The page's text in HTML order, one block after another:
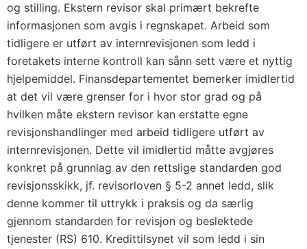
og stilling. Ekstern revisor skal primært bekrefte
informasjonen som avgis i regnskapet. Arbeid som
tidligere er utført av internrevisjonen som ledd i
foretakets interne kontroll kan sånn sett være et nyttig
hjelpemiddel. Finansdepartementet bemerker imidlertid
at det vil være grenser for i hvor stor grad og på
hvilken måte ekstern revisor kan erstatte egne
revisjonshandlinger med arbeid tidligere utført av
internrevisjonen. Dette vil imidlertid måtte avgjøres
konkret på grunnlag av den rettslige standarden god
revisjonsskikk, jf. revisorloven § 5-2 annet ledd, slik
denne kommer til uttrykk i praksis og da særlig
gjennom standarden for revisjon og beslektede
tjenester (RS) 610. Kredittilsynet vil som ledd i sin